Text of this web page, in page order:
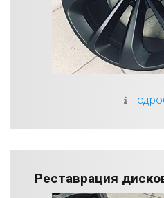
Реставрация